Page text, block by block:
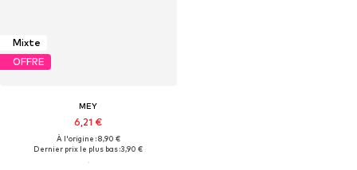
Mixte
OFFRE
MEY
6,21 €
À l'origine : 8,90 €
Dernier prix le plus bas :3,90 €